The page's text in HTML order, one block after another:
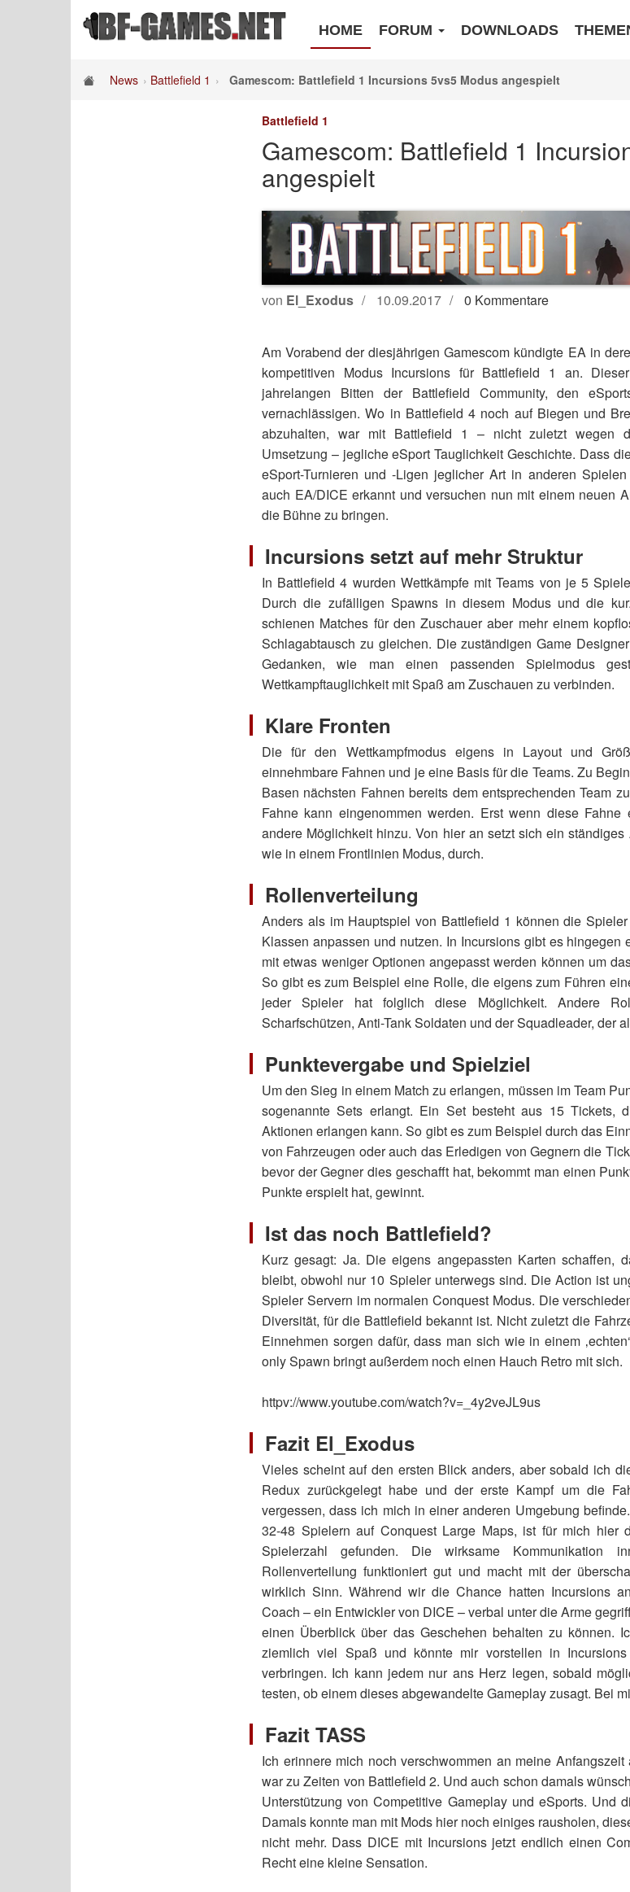
HOME FORUM DOWNLOADS
News Battlefield 1 Gamescom: Battlefield 1 Incursions 5vs5 Modus angespielt
Battlefield 1
Gamescom: Battlefield 1
angespielt
von El_Exodus 10.09.2017 0 Kommentare
Am Vorabend der diesjährigen Gamescom kündigte EA in
kompetitiven Modus Incursions für Battlefield 1 an.
jahrelangen Bitten der Battlefield Community, den
vernachlässigen. Wo in Battlefield 4 noch auf Biegen und
abzuhalten, war mit Battlefield 1 – nicht zuletzt wegen
Umsetzung – jegliche eSport Tauglichkeit Geschichte. Dass
eSport-Turnieren und -Ligen jeglicher Art in anderen
auch EA/DICE erkannt und versuchen nun mit einem neuen
die Bühne zu bringen.
Incursions setzt auf mehr Struktur
In Battlefield 4 wurden Wettkämpfe mit Teams von je 5
Durch die zufälligen Spawns in diesem Modus und die
schienen Matches für den Zuschauer aber mehr einem
Schlagabtausch zu gleichen. Die zuständigen Game
Gedanken, wie man einen passenden Spielmodus
Wettkampftauglichkeit mit Spaß am Zuschauen zu verbinden.
Klare Fronten
Die für den Wettkampfmodus eigens in Layout und
einnehmbare Fahnen und je eine Basis für die Teams. Zu
Basen nächsten Fahnen bereits dem entsprechenden Team
Fahne kann eingenommen werden. Erst wenn diese Fahne
andere Möglichkeit hinzu. Von hier an setzt sich ein
wie in einem Frontlinien Modus, durch.
Rollenverteilung
Anders als im Hauptspiel von Battlefield 1 können die
Klassen anpassen und nutzen. In Incursions gibt es
mit etwas weniger Optionen angepasst werden können um
So gibt es zum Beispiel eine Rolle, die eigens zum Führen
jeder Spieler hat folglich diese Möglichkeit. Andere
Scharfschützen, Anti-Tank Soldaten und der Squadleader, der
Punktevergabe und Spielziel
Um den Sieg in einem Match zu erlangen, müssen im Team
sogenannte Sets erlangt. Ein Set besteht aus 15 Tickets,
Aktionen erlangen kann. So gibt es zum Beispiel durch das
von Fahrzeugen oder auch das Erledigen von Gegnern die
bevor der Gegner dies geschafft hat, bekommt man einen
Punkte erspielt hat, gewinnt.
Ist das noch Battlefield?
Kurz gesagt: Ja. Die eigens angepassten Karten schaffen,
bleibt, obwohl nur 10 Spieler unterwegs sind. Die Action ist
Spieler Servern im normalen Conquest Modus. Die
Diversität, für die Battlefield bekannt ist. Nicht zuletzt die
Einnehmen sorgen dafür, dass man sich wie in einem
only Spawn bringt außerdem noch einen Hauch Retro mit sich.
httpv://www.youtube.com/watch?v=_4y2veJL9us
Fazit El_Exodus
Vieles scheint auf den ersten Blick anders, aber sobald ich
Redux zurückgelegt habe und der erste Kampf um die
vergessen, dass ich mich in einer anderen Umgebung
32-48 Spielern auf Conquest Large Maps, ist für mich hier
Spielerzahl gefunden. Die wirksame Kommunikation
Rollenverteilung funktioniert gut und macht mit der
wirklich Sinn. Während wir die Chance hatten Incursions
Coach – ein Entwickler von DICE – verbal unter die Arme
einen Überblick über das Geschehen behalten zu können.
ziemlich viel Spaß und könnte mir vorstellen in
verbringen. Ich kann jedem nur ans Herz legen, sobald
testen, ob einem dieses abgewandelte Gameplay zusagt. Bei
Fazit TASS
Ich erinnere mich noch verschwommen an meine
war zu Zeiten von Battlefield 2. Und auch schon damals
Unterstützung von Competitive Gameplay und eSports. Und
Damals konnte man mit Mods hier noch einiges rausholen,
nicht mehr. Dass DICE mit Incursions jetzt endlich einen
Recht eine kleine Sensation.